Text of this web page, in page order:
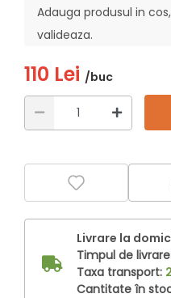
Adauga produsul in
valideaza.
110 Lei /buc
Livrare la
Timpul de
Taxa transport:
Cantitate în